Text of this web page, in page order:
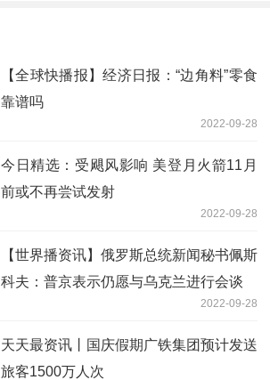
【全球快播报】经济日报：“边角料”零食
靠谱吗
2022-09-28
今日精选：受飓风影响 美登月火箭11月
前或不再尝试发射
2022-09-28
【世界播资讯】俄罗斯总统新闻秘书佩斯
科夫：普京表示仍愿与乌克兰进行会谈
2022-09-28
天天最资讯丨国庆假期广铁集团预计发送
旅客1500万人次